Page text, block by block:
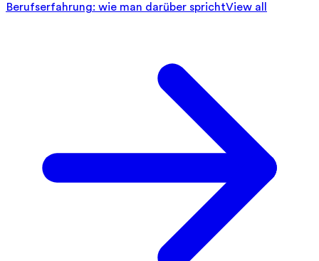
Berufserfahrung: wie man darüber sprichtView all